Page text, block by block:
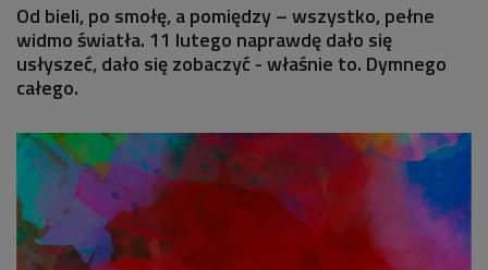
Od bieli, po smołę, a pomiędzy – wszystko, pełne
widmo światła. 11 lutego naprawdę dało się
usłyszeć, dało się zobaczyć - właśnie to. Dymnego
całego.